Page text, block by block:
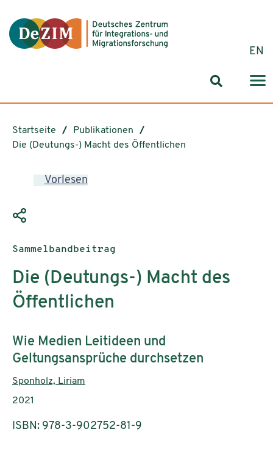
EN
Startseite
Publikationen
Die (Deutungs-) Macht des Öffentlichen
Vorlesen
Publikationstyp:
Sammelbandbeitrag
Die (Deutungs-) Macht des
Öffentlichen
Untertitel:
Wie Medien Leitideen und
Geltungsansprüche durchsetzen
AutorInnen:
Sponholz, Liriam
Publikationsjahr:
2021
ISBN: 978-3-902752-81-9